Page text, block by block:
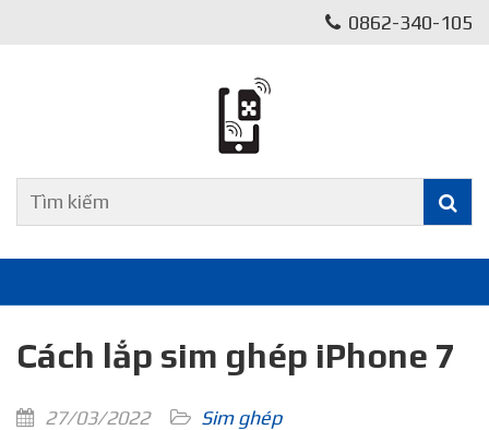
0862-340-105
Cách lắp sim ghép iPhone 7
27/03/2022
Sim ghép